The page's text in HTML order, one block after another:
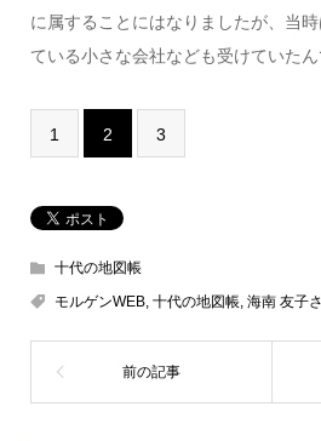
に属することにはなりましたが、当
ている小さな会社なども受けていたん
1 2 3
十代の地図帳
モルゲンWEB, 十代の地図帳, 海南 友子